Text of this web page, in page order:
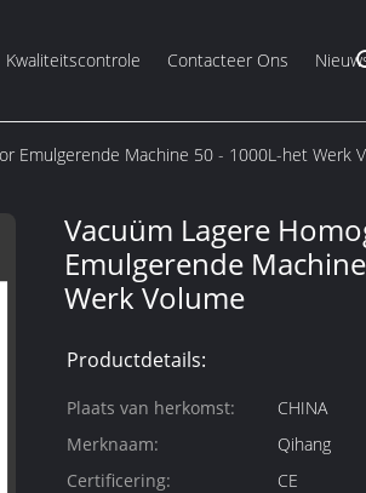
Kwaliteitscontrole Contacteer Ons
Emulgerende Machine 50 - 1000L-het Werk
Vacuüm Lagere
Emulgerende
Werk Volume
Productdetails:
Plaats van herkomst:
CHINA
Merknaam:
Qihang
Certificering:
CE